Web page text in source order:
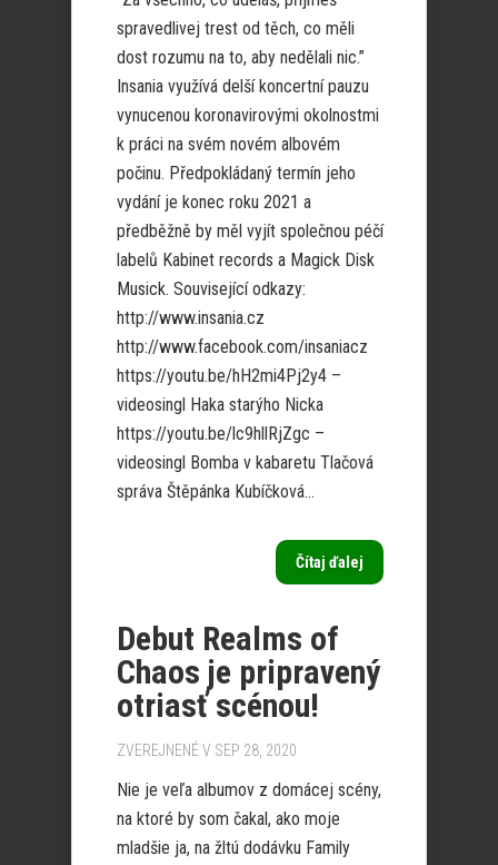
spravedlivej trest od těch, co měli
dost rozumu na to, aby nedělali nic.”
Insania využívá delší koncertní pauzu
vynucenou koronavirovými okolnostmi
k práci na svém novém albovém
počinu. Předpokládaný termín jeho
vydání je konec roku 2021 a
předběžně by měl vyjít společnou péčí
labelů Kabinet records a Magick Disk
Musick. Související odkazy:
http://www.insania.cz
http://www.facebook.com/insaniacz
https://youtu.be/hH2mi4Pj2y4 –
videosingl Haka starýho Nicka
https://youtu.be/lc9hllRjZgc –
videosingl Bomba v kabaretu Tlačová
správa Štěpánka Kubíčková...
Čítaj ďalej
Debut Realms of
Chaos je pripravený
otriasť scénou!
ZVEREJNENÉ V SEP 28, 2020
Nie je veľa albumov z domácej scény,
na ktoré by som čakal, ako moje
mladšie ja, na žltú dodávku Family